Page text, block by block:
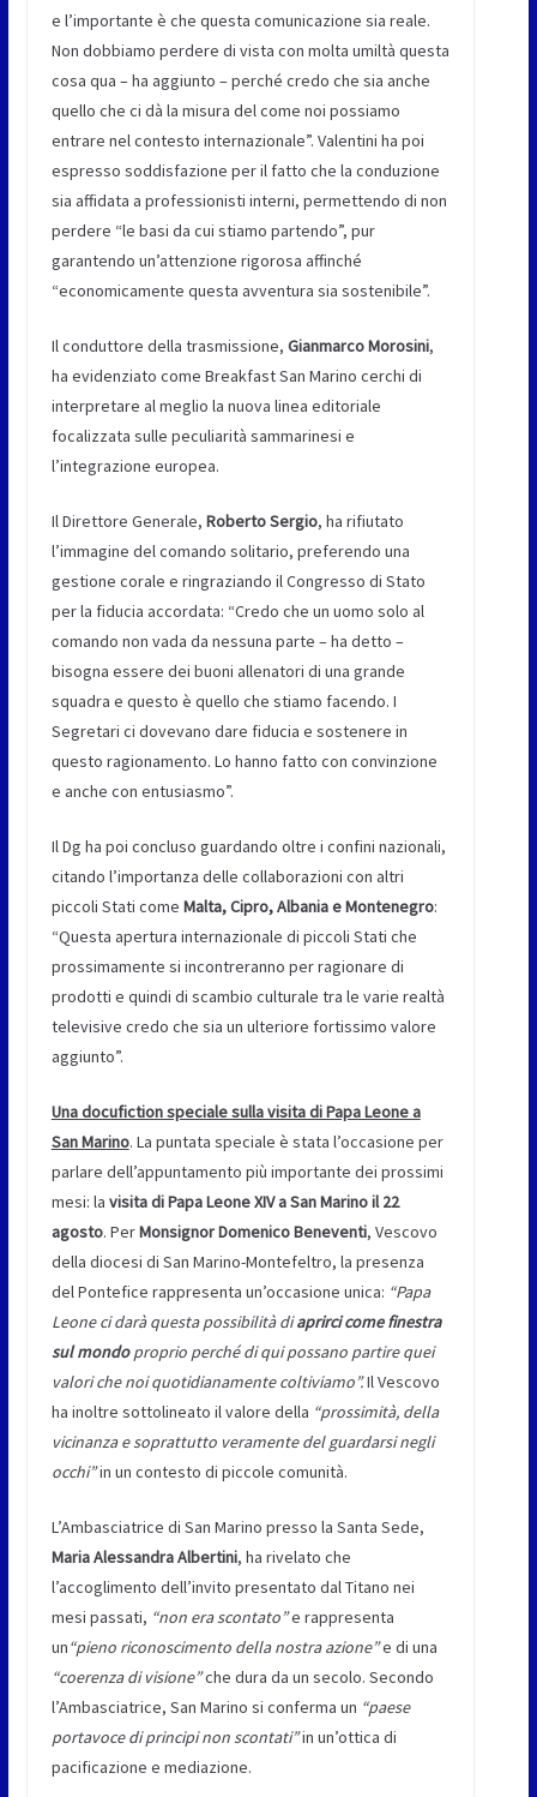
e l’importante è che questa comunicazione sia reale.
Non dobbiamo perdere di vista con molta umiltà questa
cosa qua – ha aggiunto – perché credo che sia anche
quello che ci dà la misura del come noi possiamo
entrare nel contesto internazionale”. Valentini ha poi
espresso soddisfazione per il fatto che la conduzione
sia affidata a professionisti interni, permettendo di non
perdere “le basi da cui stiamo partendo”, pur
garantendo un’attenzione rigorosa affinché
“economicamente questa avventura sia sostenibile”.
Il conduttore della trasmissione, Gianmarco Morosini,
ha evidenziato come Breakfast San Marino cerchi di
interpretare al meglio la nuova linea editoriale
focalizzata sulle peculiarità sammarinesi e
l’integrazione europea.
Il Direttore Generale, Roberto Sergio, ha rifiutato
l’immagine del comando solitario, preferendo una
gestione corale e ringraziando il Congresso di Stato
per la fiducia accordata: “Credo che un uomo solo al
comando non vada da nessuna parte – ha detto –
bisogna essere dei buoni allenatori di una grande
squadra e questo è quello che stiamo facendo. I
Segretari ci dovevano dare fiducia e sostenere in
questo ragionamento. Lo hanno fatto con convinzione
e anche con entusiasmo”.
Il Dg ha poi concluso guardando oltre i confini nazionali,
citando l’importanza delle collaborazioni con altri
piccoli Stati come Malta, Cipro, Albania e Montenegro:
“Questa apertura internazionale di piccoli Stati che
prossimamente si incontreranno per ragionare di
prodotti e quindi di scambio culturale tra le varie realtà
televisive credo che sia un ulteriore fortissimo valore
aggiunto”.
Una docufiction speciale sulla visita di Papa Leone a
San Marino. La puntata speciale è stata l’occasione per
parlare dell’appuntamento più importante dei prossimi
mesi: la visita di Papa Leone XIV a San Marino il 22
agosto. PerMonsignor Domenico Beneventi, Vescovo
della diocesi di San Marino-Montefeltro, la presenza
del Pontefice rappresenta un’occasione unica: “Papa
Leone ci darà questa possibilità diaprirci come finestra
sul mondoproprio perché di qui possano partire quei
valori che noi quotidianamente coltiviamo”.Il Vescovo
ha inoltre sottolineato il valore della “prossimità, della
vicinanza e soprattutto veramente del guardarsi negli
occhi”in un contesto di piccole comunità.
L’Ambasciatrice di San Marino presso la Santa Sede,
Maria Alessandra Albertini, ha rivelato che
l’accoglimento dell’invito presentato dal Titano nei
mesi passati, “non era scontato”e rappresenta
un“pieno riconoscimento della nostra azione”e di una
“coerenza di visione”che dura da un secolo. Secondo
l’Ambasciatrice, San Marino si conferma un “paese
portavoce di principi non scontati”in un’ottica di
pacificazione e mediazione.